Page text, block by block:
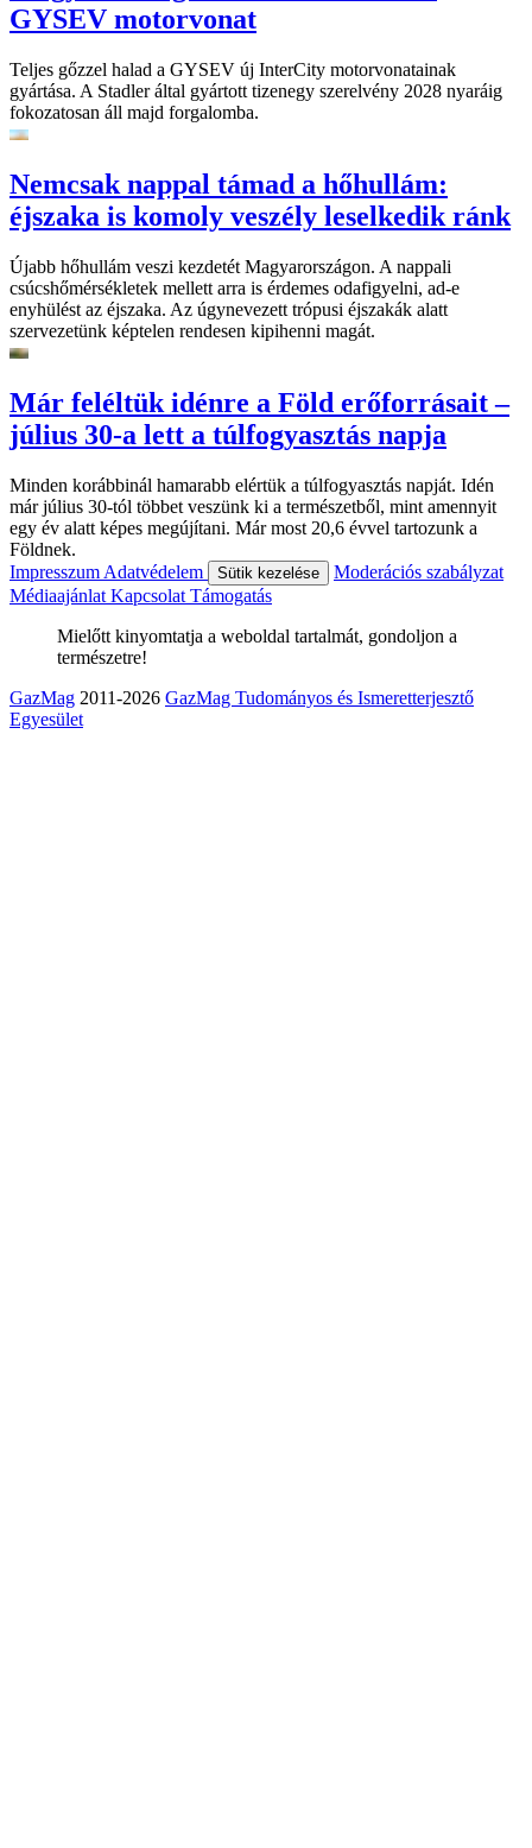
GYSEV motorvonat
Teljes gőzzel halad a GYSEV új InterCity motorvonatainak
gyártása. A Stadler által gyártott tizenegy szerelvény 2028 nyaráig
fokozatosan áll majd forgalomba.
Nemcsak nappal támad a hőhullám:
éjszaka is komoly veszély leselkedik ránk
Újabb hőhullám veszi kezdetét Magyarországon. A nappali
csúcshőmérsékletek mellett arra is érdemes odafigyelni, ad-e
enyhülést az éjszaka. Az úgynevezett trópusi éjszakák alatt
szervezetünk képtelen rendesen kipihenni magát.
Már feléltük idénre a Föld erőforrásait –
július 30-a lett a túlfogyasztás napja
Minden korábbinál hamarabb elértük a túlfogyasztás napját. Idén
már július 30-tól többet veszünk ki a természetből, mint amennyit
egy év alatt képes megújítani. Már most 20,6 évvel tartozunk a
Földnek.
Impresszum Adatvédelem Sütik kezelése
Moderációs szabályzat
Médiaajánlat Kapcsolat Támogatás
Mielőtt kinyomtatja a weboldal tartalmát, gondoljon a
természetre!
GazMag 2011-2026 GazMag Tudományos és Ismeretterjesztő
Egyesület